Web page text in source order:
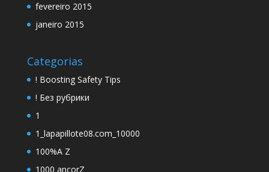
fevereiro 2015
janeiro 2015
Categorias
! Boosting Safety Tips
! Без рубрики
1
1_lapapillote08.com_10000
100%A Z
1000 ancorZ